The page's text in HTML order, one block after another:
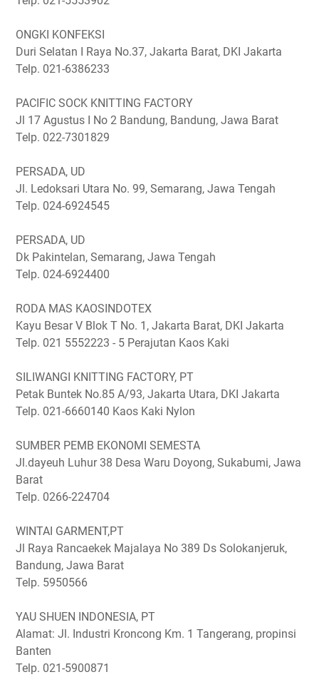
ONGKI KONFEKSI
Duri Selatan I Raya No.37, Jakarta Barat, DKI Jakarta
Telp. 021-6386233
PACIFIC SOCK KNITTING FACTORY
Jl 17 Agustus I No 2 Bandung, Bandung, Jawa Barat
Telp. 022-7301829
PERSADA, UD
Jl. Ledoksari Utara No. 99, Semarang, Jawa Tengah
Telp. 024-6924545
PERSADA, UD
Dk Pakintelan, Semarang, Jawa Tengah
Telp. 024-6924400
RODA MAS KAOSINDOTEX
Kayu Besar V Blok T No. 1, Jakarta Barat, DKI Jakarta
Telp. 021 5552223 - 5 Perajutan Kaos Kaki
SILIWANGI KNITTING FACTORY, PT
Petak Buntek No.85 A/93, Jakarta Utara, DKI Jakarta
Telp. 021-6660140 Kaos Kaki Nylon
SUMBER PEMB EKONOMI SEMESTA
Jl.dayeuh Luhur 38 Desa Waru Doyong, Sukabumi, Jawa
Barat
Telp. 0266-224704
WINTAI GARMENT,PT
Jl Raya Rancaekek Majalaya No 389 Ds Solokanjeruk,
Bandung, Jawa Barat
Telp. 5950566
YAU SHUEN INDONESIA, PT
Alamat: Jl. Industri Kroncong Km. 1 Tangerang, propinsi
Banten
Telp. 021-5900871